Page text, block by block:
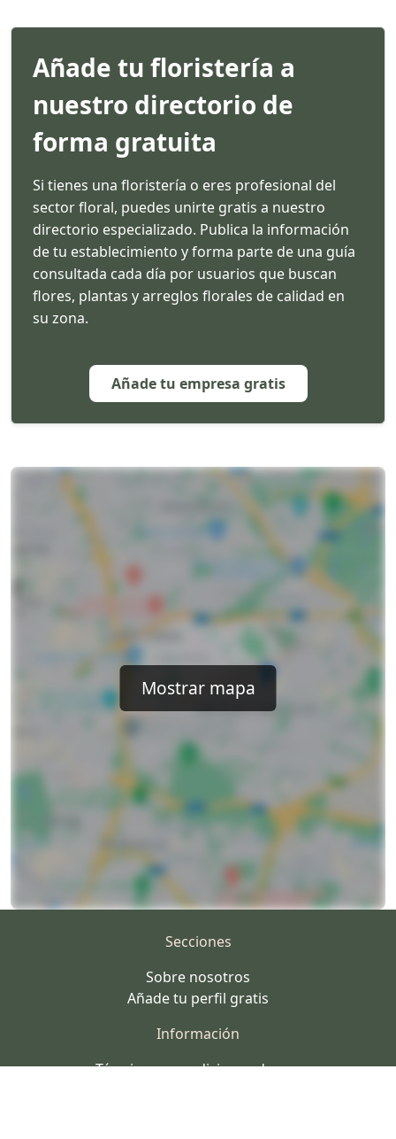
Añade tu floristería a
nuestro directorio de
forma gratuita
Si tienes una floristería o eres profesional del
sector floral, puedes unirte gratis a nuestro
directorio especializado. Publica la información
de tu establecimiento y forma parte de una guía
consultada cada día por usuarios que buscan
flores, plantas y arreglos florales de calidad en
su zona.
Añade tu empresa gratis
Mostrar mapa
Secciones
Sobre nosotros
Añade tu perfil gratis
Información
Términos y condiciones de uso